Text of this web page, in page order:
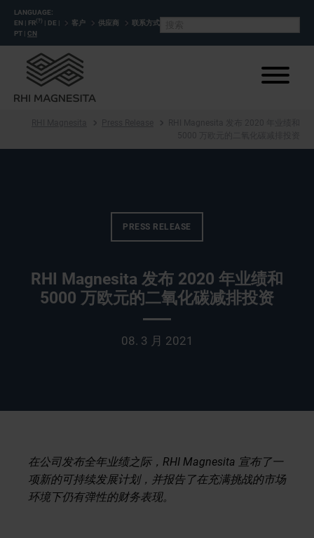
LANGUAGE:
EN | FR (?) | DE |
PT | CN
客户 供应商 联系方式
PRESS RELEASE
RHI Magnesita 发布 2020 年业绩和
5000 万欧元的二氧化碳减排投资
08. 3 月 2021
在公司发布全年业绩之际， RHI Magnesita 宣布了一
项新的可持续发展计划，并报告了在充满挑战的市场
环境下仍有弹性的财务表现。